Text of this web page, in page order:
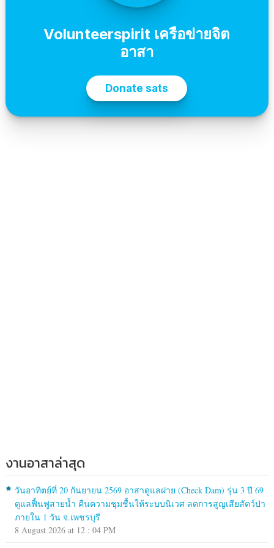
งานอาสาล่าสุด
วันอาทิตย์ที่ 20 กันยายน 2569 อาสาดูแลฝาย (Check Dam) รุ่น 3 ปี 69
ดูแลฟื้นฟูสายน้ำ คืนความชุมชื้นให้ระบบนิเวศ ลดการสูญเสียสัตว์ป่า
ภายใน 1 วัน จ.เพชรบุรี
8 August 2026 at 12 : 04 PM